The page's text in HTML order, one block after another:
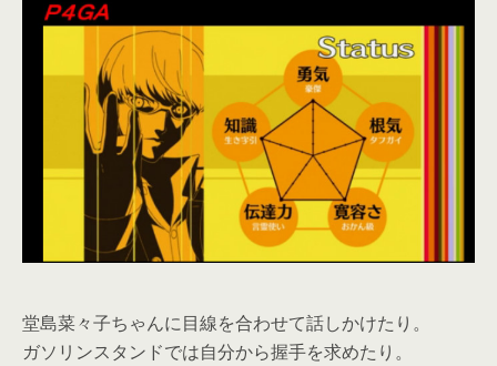
堂島菜々子ちゃんに目線を合わせて話しかけたり。
ガソリンスタンドでは自分から握手を求めたり。